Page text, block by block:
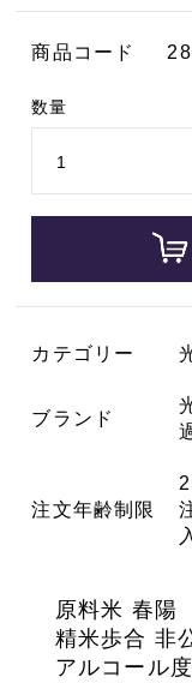
商品コード
数量
カテゴリー
ブランド
注文年齢制限
原料米 春陽
精米歩合 非
アルコール